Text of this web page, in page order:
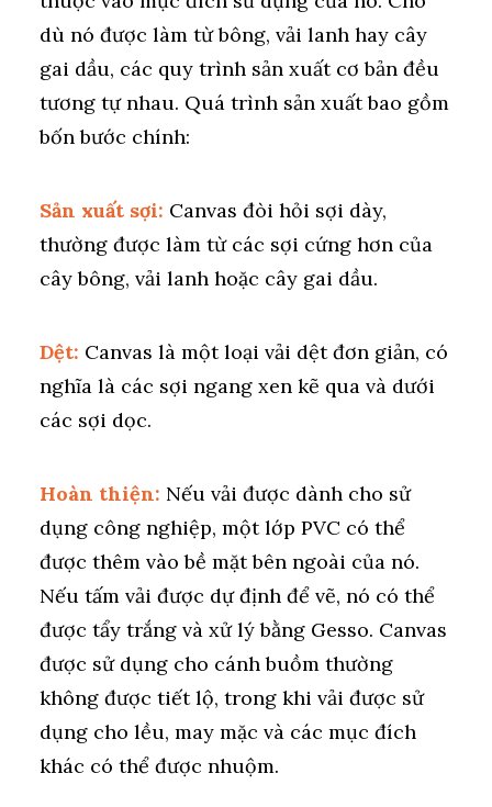
dù nó được làm từ bông, vải lanh hay cây
gai dầu, các quy trình sản xuất cơ bản đều
tương tự nhau. Quá trình sản xuất bao gồm
bốn bước chính:
Sản xuất sợi: Canvas đòi hỏi sợi dày,
thường được làm từ các sợi cứng hơn của
cây bông, vải lanh hoặc cây gai dầu.
Dệt: Canvas là một loại vải dệt đơn giản, có
nghĩa là các sợi ngang xen kẽ qua và dưới
các sợi dọc.
Hoàn thiện: Nếu vải được dành cho sử
dụng công nghiệp, một lớp PVC có thể
được thêm vào bề mặt bên ngoài của nó.
Nếu tấm vải được dự định để vẽ, nó có thể
được tẩy trắng và xử lý bằng Gesso. Canvas
được sử dụng cho cánh buồm thường
không được tiết lộ, trong khi vải được sử
dụng cho lều, may mặc và các mục đích
khác có thể được nhuộm.